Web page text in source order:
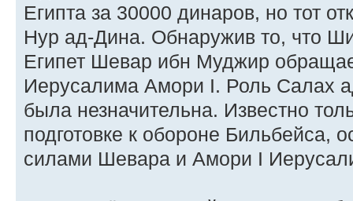
Египта за 30000 динаров, но тот
Нур ад-Дина. Обнаружив то, что
Египет Шевар ибн Муджир
Иерусалима Амори I. Роль Салах
была незначительна. Известно
подготовке к обороне Бильбейса,
силами Шевара и Амори I